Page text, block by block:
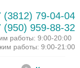
(3812) 79-04-04
(950) 959-88-32
работы: 9:00-20:00
работы: 9:00-21:00